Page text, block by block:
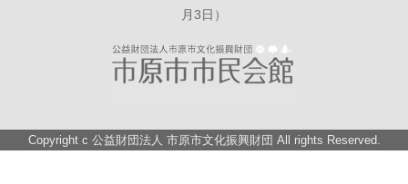
月3日）
Copyright c 公益財団法人 市原市文化振興財団 All rights Reserved.